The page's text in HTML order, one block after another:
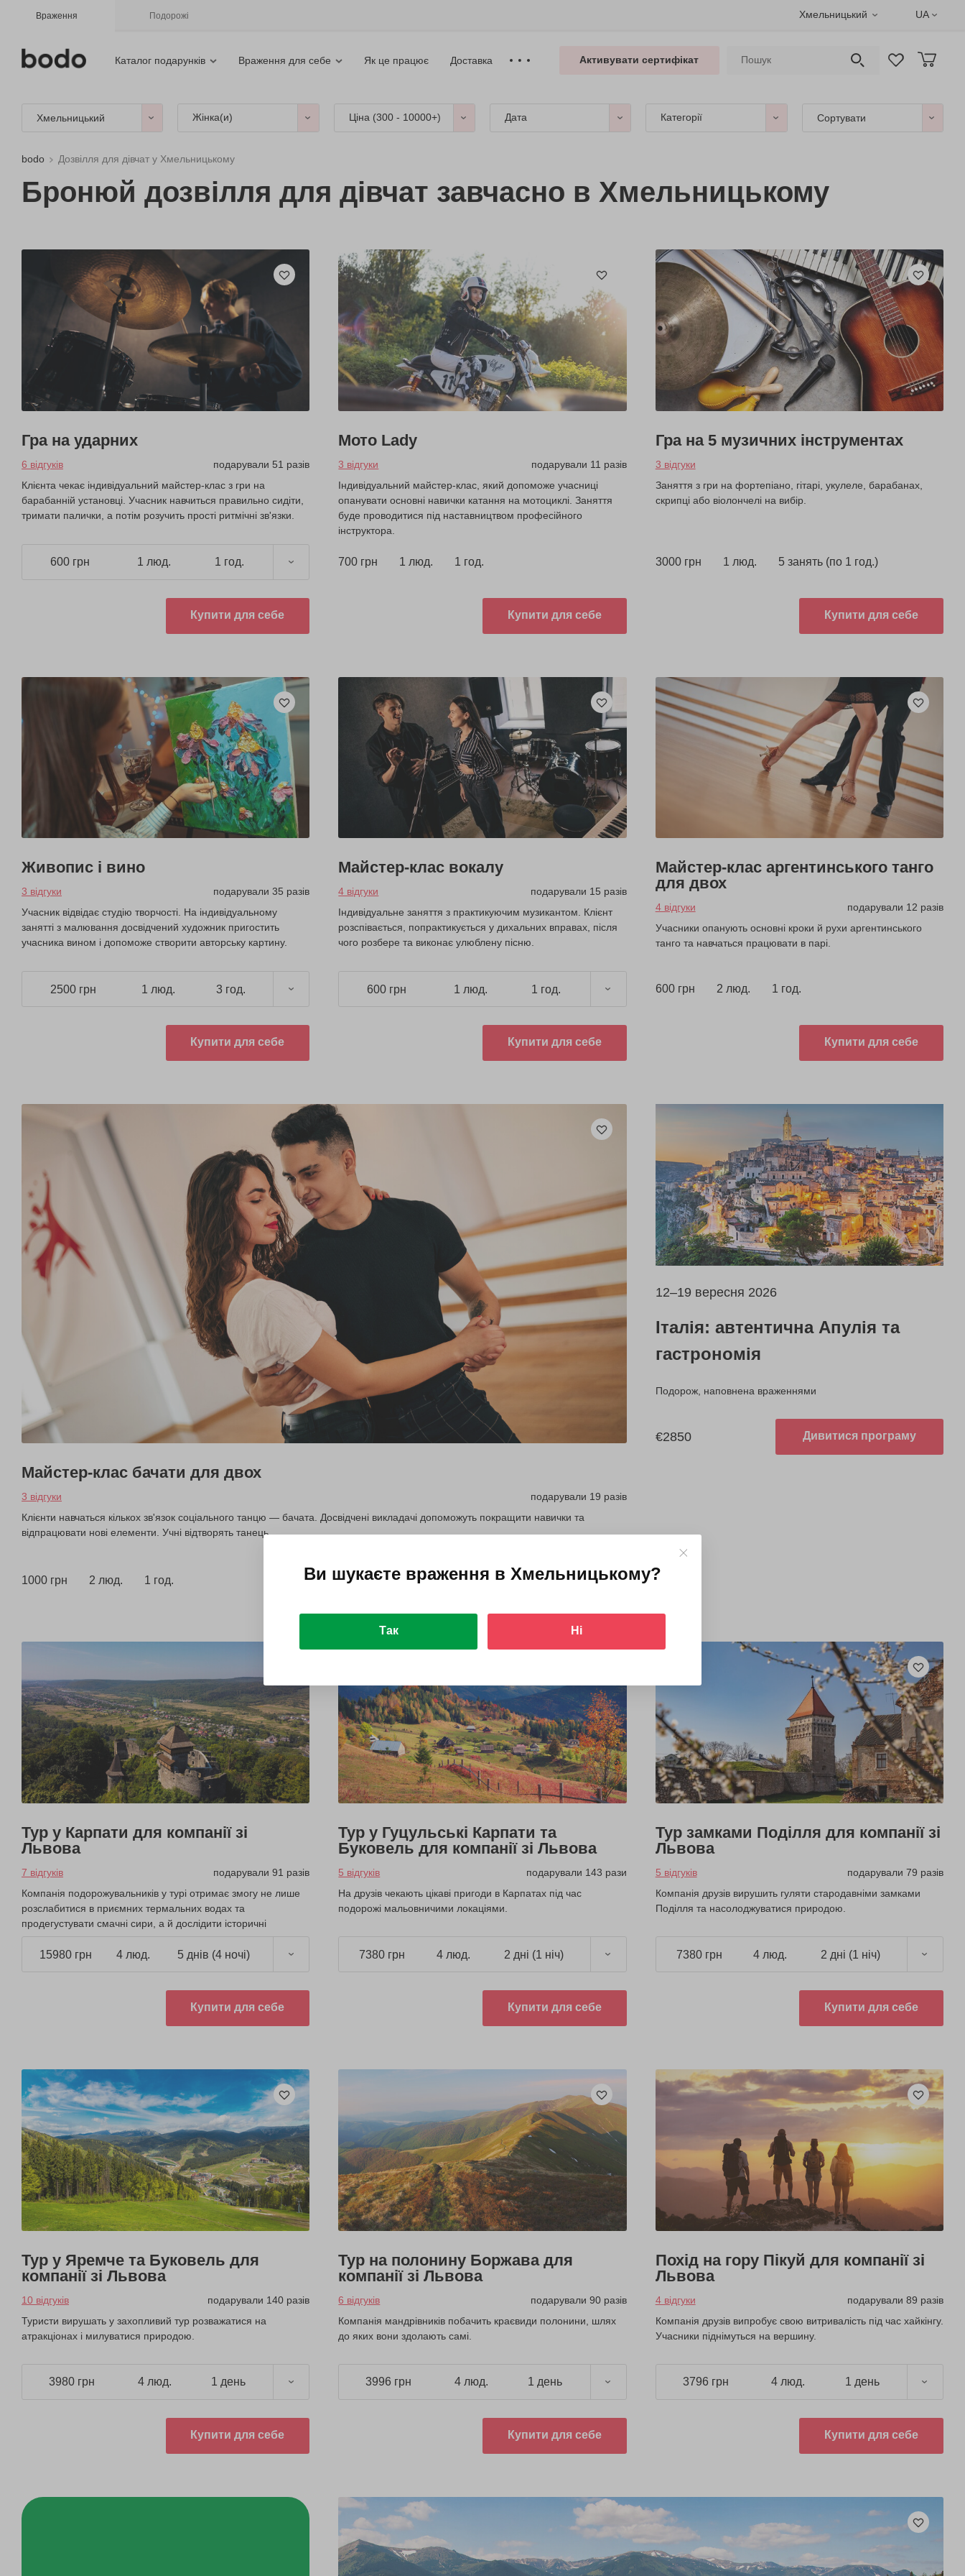
Враження Подорожі Хмельницький UA
Каталог подарунків Враження для себе Як це працює Доставка Активувати сертифікат
Хмельницький Жінка(и) Ціна (300 - 10000+) Дата Категорії Сортувати
bodo Дозвілля для дівчат у Хмельницькому
Бронюй дозвілля для дівчат завчасно в Хмельницькому
Гра на ударних
6 відгуків
подарували 51 разів
Клієнта чекає індивідуальний майстер-клас з гри на
барабанній установці. Учасник навчиться правильно сидіти,
тримати палички, а потім розучить прості ритмічні зв'язки.
600 грн 1 люд. 1 год.
Купити для себе
Мото Lady
3 відгуки
подарували 11 разів
Індивідуальний майстер-клас, який допоможе учасниці
опанувати основні навички катання на мотоциклі. Заняття
буде проводитися під наставництвом професійного
інструктора.
700 грн 1 люд. 1 год.
Купити для себе
Гра на 5 музичних інструментах
3 відгуки
Заняття з гри на фортепіано, гітарі, укулеле, барабанах,
скрипці або віолончелі на вибір.
3000 грн 1 люд. 5 занять (по 1 год.)
Купити для себе
Живопис і вино
3 відгуки
подарували 35 разів
Учасник відвідає студію творчості. На індивідуальному
занятті з малювання досвідчений художник пригостить
учасника вином і допоможе створити авторську картину.
2500 грн 1 люд. 3 год.
Купити для себе
Майстер-клас вокалу
4 відгуки
подарували 15 разів
Індивідуальне заняття з практикуючим музикантом. Клієнт
розспівається, попрактикується у дихальних вправах, після
чого розбере та виконає улюблену пісню.
600 грн 1 люд. 1 год.
Купити для себе
Майстер-клас аргентинського танго
для двох
4 відгуки
подарували 12 разів
Учасники опанують основні кроки й рухи аргентинського
танго та навчаться працювати в парі.
600 грн 2 люд. 1 год.
Купити для себе
Майстер-клас бачати для двох
3 відгуки
подарували 19 разів
Клієнти навчаться кількох зв'язок соціального танцю — бачата. Досвідчені викладачі допоможуть покращити навички та
відпрацювати нові елементи. Учні відтворять танець.
1000 грн 2 люд. 1 год. Купити для себе
12–19 вересня 2026
Італія: автентична Апулія та
гастрономія
Подорож, наповнена враженнями
€2850 Дивитися програму
Тур у Карпати для компанії зі
Львова
7 відгуків
подарували 91 разів
Компанія подорожувальників у турі отримає змогу не лише
розслабитися в приємних термальних водах та
продегустувати смачні сири, а й дослідити історичні
15980 грн 4 люд. 5 днів (4 ночі)
Купити для себе
Тур у Гуцульські Карпати та
Буковель для компанії зі Львова
5 відгуків
подарували 143 рази
На друзів чекають цікаві пригоди в Карпатах під час
подорожі мальовничими локаціями.
7380 грн 4 люд. 2 дні (1 ніч)
Купити для себе
Тур замками Поділля для компанії зі
Львова
5 відгуків
подарували 79 разів
Компанія друзів вирушить гуляти стародавніми замками
Поділля та насолоджуватися природою.
7380 грн 4 люд. 2 дні (1 ніч)
Купити для себе
Тур у Яремче та Буковель для
компанії зі Львова
10 відгуків
подарували 140 разів
Туристи вирушать у захопливий тур розважатися на
атракціонах і милуватися природою.
3980 грн 4 люд. 1 день
Купити для себе
Тур на полонину Боржава для
компанії зі Львова
6 відгуків
подарували 90 разів
Компанія мандрівників побачить краєвиди полонини, шлях
до яких вони здолають самі.
3996 грн 4 люд. 1 день
Купити для себе
Похід на гору Пікуй для компанії зі
Львова
4 відгуки
подарували 89 разів
Компанія друзів випробує свою витривалість під час хайкінгу.
Учасники піднімуться на вершину.
3796 грн 4 люд. 1 день
Купити для себе
Ви шукаєте враження в Хмельницькому?
Так Ні